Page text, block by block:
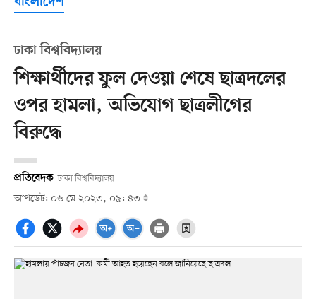
ঢাকা বিশ্ববিদ্যালয়
শিক্ষার্থীদের ফুল দেওয়া শেষে ছাত্রদলের
ওপর হামলা, অভিযোগ ছাত্রলীগের
বিরুদ্ধে
প্রতিবেদক ঢাকা বিশ্ববিদ্যালয়
আপডেট: ০৬ মে ২০২৩, ০৯: ৪৩